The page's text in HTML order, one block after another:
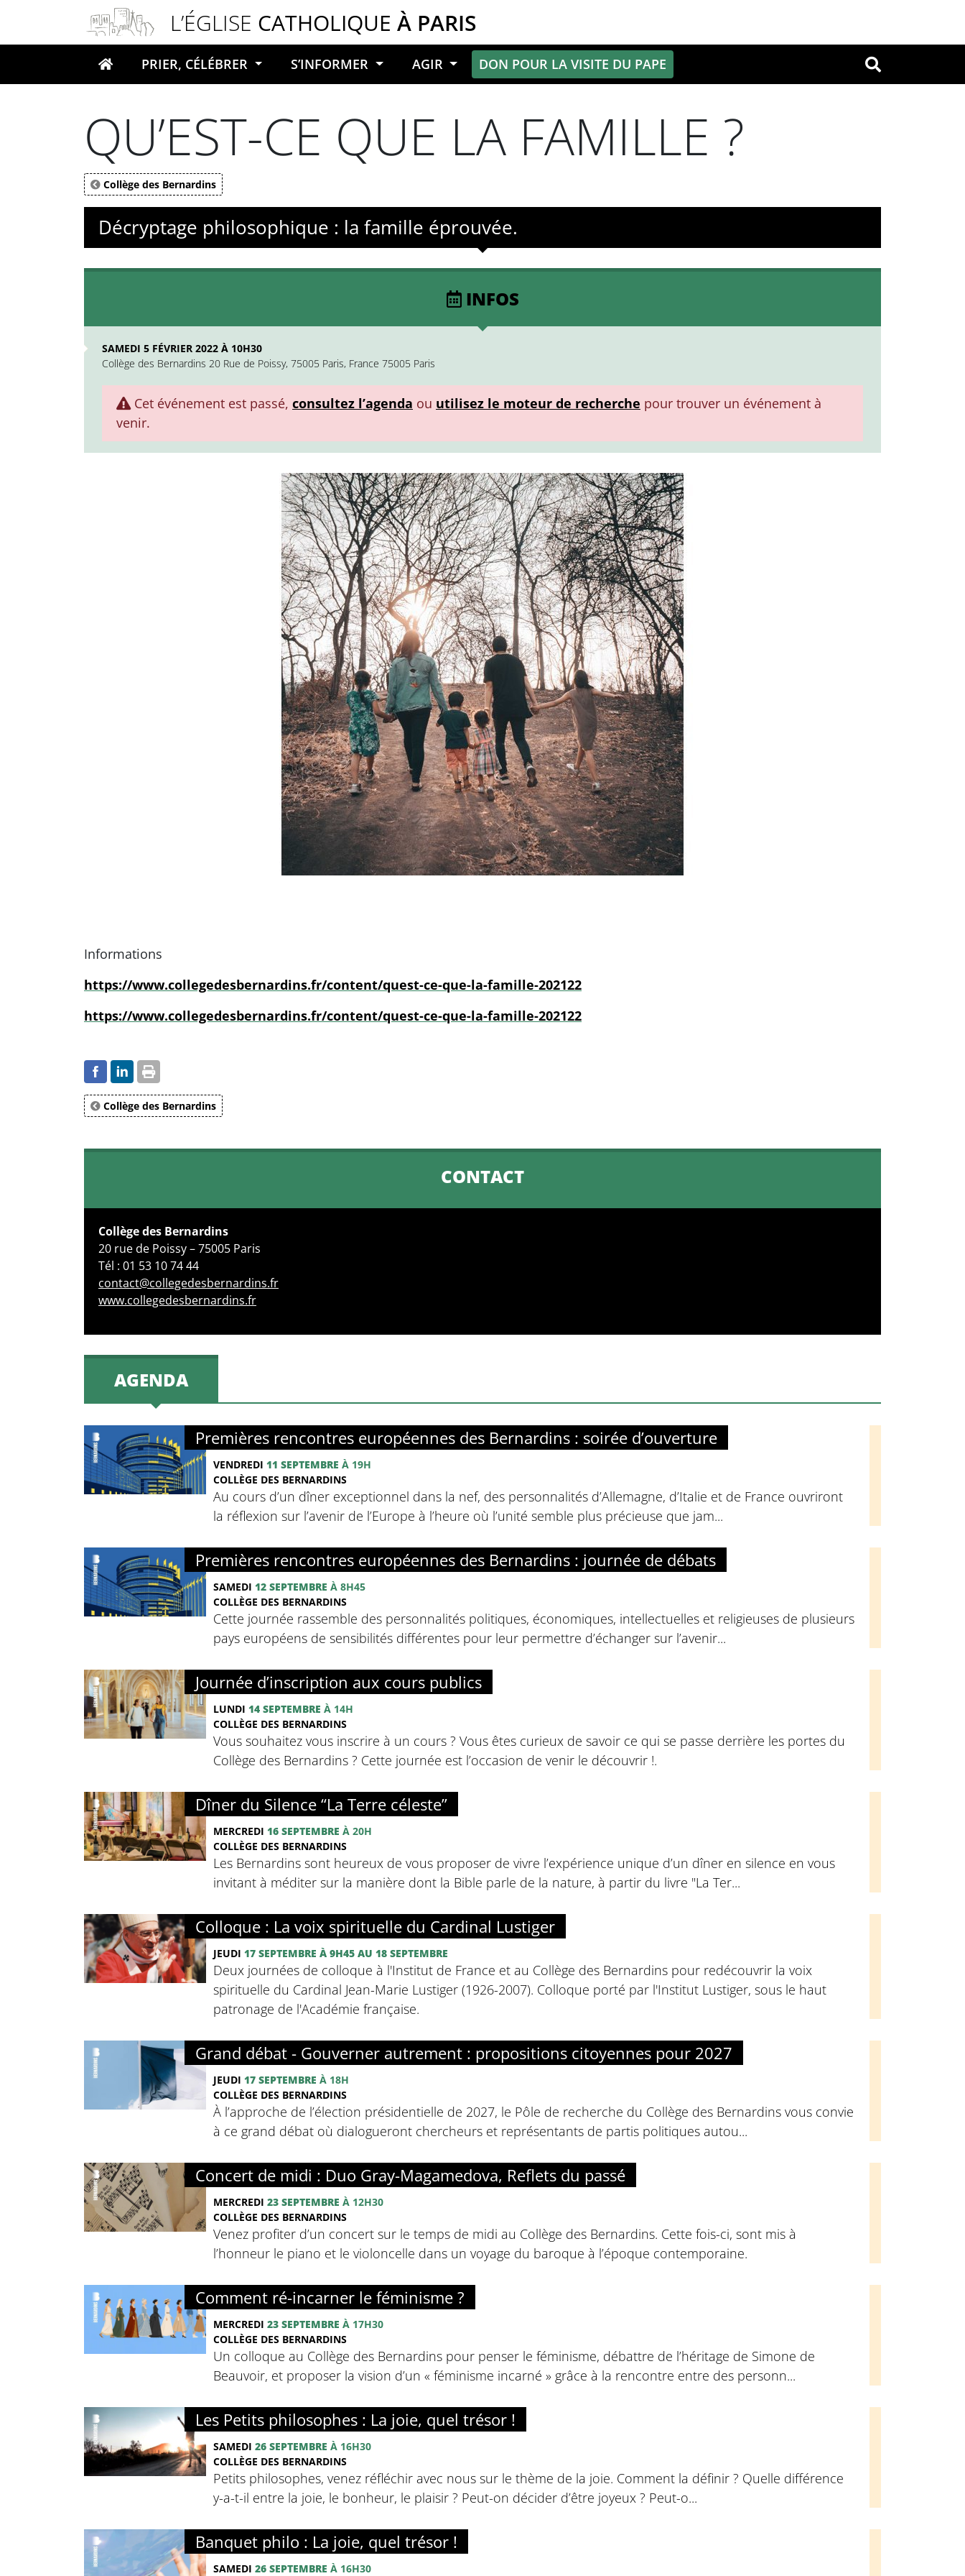
L’ÉGLISE CATHOLIQUE À PARIS
Votre recherche OK
PRIER, CÉLÉBRER S’INFORMER AGIR DON POUR LA VISITE DU PAPE
QU’EST-CE QUE LA FAMILLE ?
Collège des Bernardins
Décryptage philosophique : la famille éprouvée.
INFOS
SAMEDI 5 FÉVRIER 2022 À 10H30
Collège des Bernardins 20 Rue de Poissy, 75005 Paris, France 75005 Paris
Cet événement est passé, consultez l’agenda ou utilisez le moteur de recherche pour trouver un événement à
venir.
Informations
https://www.collegedesbernardins.fr/content/quest-ce-que-la-famille-202122
https://www.collegedesbernardins.fr/content/quest-ce-que-la-famille-202122
Collège des Bernardins
CONTACT
Collège des Bernardins
20 rue de Poissy – 75005 Paris
Tél : 01 53 10 74 44
contact@collegedesbernardins.fr
www.collegedesbernardins.fr
AGENDA
Premières rencontres européennes des Bernardins : soirée d’ouverture
VENDREDI 11 SEPTEMBRE À 19H
COLLÈGE DES BERNARDINS
Au cours d’un dîner exceptionnel dans la nef, des personnalités d’Allemagne, d’Italie et de France ouvriront
la réflexion sur l’avenir de l’Europe à l’heure où l’unité semble plus précieuse que jam...
Premières rencontres européennes des Bernardins : journée de débats
SAMEDI 12 SEPTEMBRE À 8H45
COLLÈGE DES BERNARDINS
Cette journée rassemble des personnalités politiques, économiques, intellectuelles et religieuses de plusieurs
pays européens de sensibilités différentes pour leur permettre d’échanger sur l’avenir...
Journée d’inscription aux cours publics
LUNDI 14 SEPTEMBRE À 14H
COLLÈGE DES BERNARDINS
Vous souhaitez vous inscrire à un cours ? Vous êtes curieux de savoir ce qui se passe derrière les portes du
Collège des Bernardins ? Cette journée est l’occasion de venir le découvrir !.
Dîner du Silence “La Terre céleste”
MERCREDI 16 SEPTEMBRE À 20H
COLLÈGE DES BERNARDINS
Les Bernardins sont heureux de vous proposer de vivre l’expérience unique d’un dîner en silence en vous
invitant à méditer sur la manière dont la Bible parle de la nature, à partir du livre "La Ter...
Colloque : La voix spirituelle du Cardinal Lustiger
JEUDI 17 SEPTEMBRE À 9H45 AU 18 SEPTEMBRE
Deux journées de colloque à l'Institut de France et au Collège des Bernardins pour redécouvrir la voix
spirituelle du Cardinal Jean-Marie Lustiger (1926-2007). Colloque porté par l'Institut Lustiger, sous le haut
patronage de l'Académie française.
Grand débat - Gouverner autrement : propositions citoyennes pour 2027
JEUDI 17 SEPTEMBRE À 18H
COLLÈGE DES BERNARDINS
À l’approche de l’élection présidentielle de 2027, le Pôle de recherche du Collège des Bernardins vous convie
à ce grand débat où dialogueront chercheurs et représentants de partis politiques autou...
Concert de midi : Duo Gray-Magamedova, Reflets du passé
MERCREDI 23 SEPTEMBRE À 12H30
COLLÈGE DES BERNARDINS
Venez profiter d’un concert sur le temps de midi au Collège des Bernardins. Cette fois-ci, sont mis à
l’honneur le piano et le violoncelle dans un voyage du baroque à l’époque contemporaine.
Comment ré-incarner le féminisme ?
MERCREDI 23 SEPTEMBRE À 17H30
COLLÈGE DES BERNARDINS
Un colloque au Collège des Bernardins pour penser le féminisme, débattre de l’héritage de Simone de
Beauvoir, et proposer la vision d’un « féminisme incarné » grâce à la rencontre entre des personn...
Les Petits philosophes : La joie, quel trésor !
SAMEDI 26 SEPTEMBRE À 16H30
COLLÈGE DES BERNARDINS
Petits philosophes, venez réfléchir avec nous sur le thème de la joie. Comment la définir ? Quelle différence
y-a-t-il entre la joie, le bonheur, le plaisir ? Peut-on décider d’être joyeux ? Peut-o...
Banquet philo : La joie, quel trésor !
SAMEDI 26 SEPTEMBRE À 16H30
Panneau de gestion des cookies